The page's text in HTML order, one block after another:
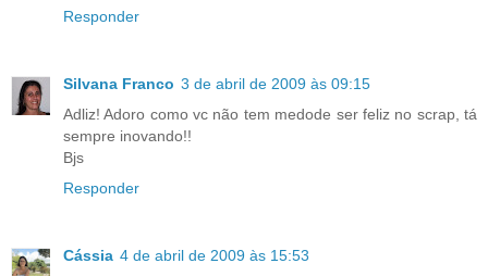
Responder
Silvana Franco 3 de abril de 2009 às 09:15
Adliz! Adoro como vc não tem medode ser feliz no scrap, tá
sempre inovando!!
Bjs
Responder
Cássia 4 de abril de 2009 às 15:53